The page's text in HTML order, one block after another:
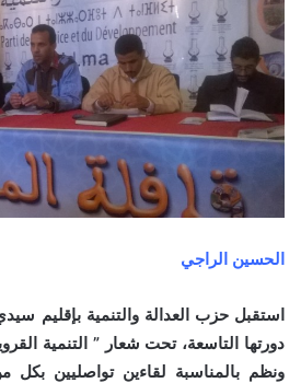
الحسين الراجي
استقبل حزب العدالة والتنمية بإقليم
دورتها التاسعة، تحت شعار ” التنمية
ونظم بالمناسبة لقاءين تواصليين